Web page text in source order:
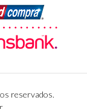
reservados.
.